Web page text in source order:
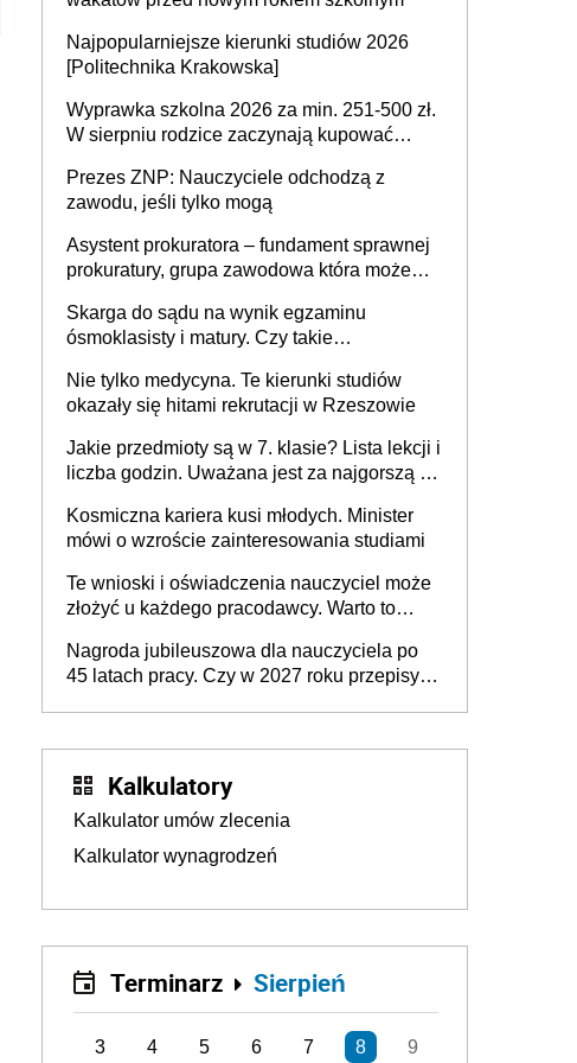
Najpopularniejsze kierunki studiów 2026
[Politechnika Krakowska]
Wyprawka szkolna 2026 za min. 251-500 zł.
W sierpniu rodzice zaczynają kupować
wydatek sięgający ponad 1 tys. zł
Prezes ZNP: Nauczyciele odchodzą z
zawodu, jeśli tylko mogą
Asystent prokuratora – fundament sprawnej
prokuratury, grupa zawodowa która może
Skarga do sądu na wynik egzaminu
ósmoklasisty i matury. Czy takie
Nie tylko medycyna. Te kierunki studiów
okazały się hitami rekrutacji w Rzeszowie
Jakie przedmioty są w 7. klasie? Lista lekcji i
liczba godzin. Uważana jest za najgorszą -
Kosmiczna kariera kusi młodych. Minister
mówi o wzroście zainteresowania studiami
Te wnioski i oświadczenia nauczyciel może
złożyć u każdego pracodawcy. Warto to
szkolnego 2026/2027
Nagroda jubileuszowa dla nauczyciela po
45 latach pracy. Czy w 2027 roku przepisy
Kalkulatory
Kalkulator umów zlecenia
Kalkulator wynagrodzeń
Terminarz Sierpień
3 4 5 6 7 8 9